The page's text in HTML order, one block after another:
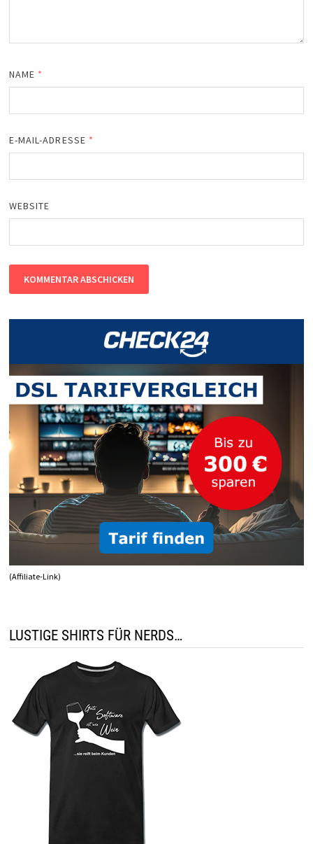
NAME *
E-MAIL-ADRESSE *
WEBSITE
(Affiliate-Link)
LUSTIGE SHIRTS FÜR NERDS…